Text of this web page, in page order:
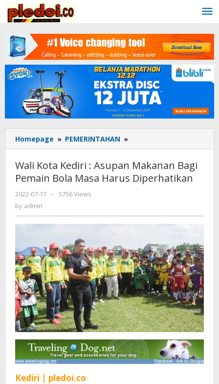
content
Homepage » PEMERINTAHAN »
Kota
Kediri
Asupan
Harus
Diperhatikan
Wali Kota Kediri : Asupan Makanan Bagi
Pemain Bola Masa Harus Diperhatikan
2022-07-17
by
-
5756 Views
by admin
Kediri | pledoi.co